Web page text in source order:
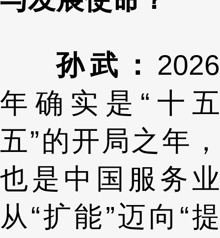
孙武： 2026
年确实是“十五
五”的开局之年，
也是中国服务业
从“扩能”迈向“提